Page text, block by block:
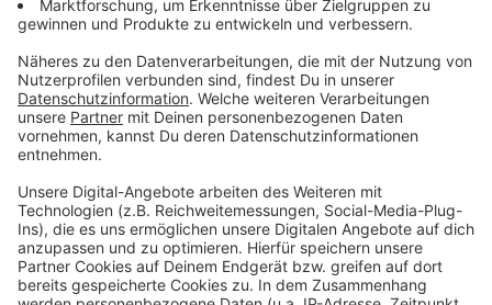
Anzeige
©RADIO WMW / Harald Block
Erneut starke Unterstützung für die Schwatten
Anzeige